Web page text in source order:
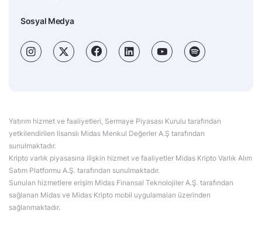
Sosyal Medya
Yatırım hizmet ve faaliyetleri, Sermaye Piyasası Kurulu tarafından
yetkilendirilen lisanslı Midas Menkul Değerler A.Ş tarafından
sunulmaktadır.
Kripto varlık piyasasına ilişkin hizmet ve faaliyetler Midas Kripto Varlık Alım
Satım Platformu A.Ş. tarafından sunulmaktadır.
Sunulan hizmetlere erişim Midas Finansal Teknolojiler A.Ş. tarafından
sağlanan Midas ve Midas Kripto mobil uygulamaları üzerinden
sağlanmaktadır.